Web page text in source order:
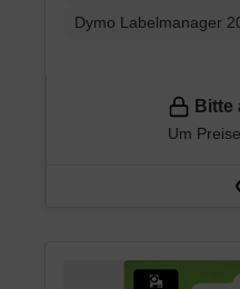
Dymo Labelmanager
Bitte
Um